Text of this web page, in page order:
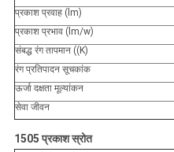
प्रकाश प्रवाह (lm)
प्रकाश प्रभाव (lm/w)
संबद्ध रंग तापमान ((K)
रंग प्रतिपादन सूचकांक
ऊर्जा दक्षता मूल्यांकन
सेवा जीवन
1505 प्रकाश स्रोत